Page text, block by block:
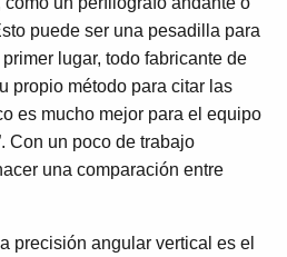
puede ser una pesadilla para
lugar, todo fabricante de
propio método para citar las
es mucho mejor para el equipo
Con un poco de trabajo
una comparación entre
precisión angular vertical es el